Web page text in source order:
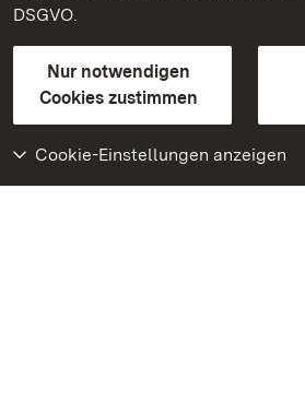
DSGVO.
Nur notwendigen
Cookies zustimmen
Cookie-Einstellungen anzeigen
Kontakt
GebärdenspracheLeichte Sprache
Erklärung zur Barrierefreiheit
BITV-konform (geprüfte Seiten)
Weiteres